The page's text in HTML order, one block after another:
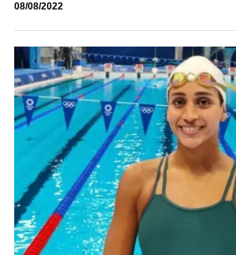
08/08/2022